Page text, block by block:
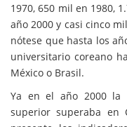
1970, 650 mil en 1980,
año 2000 y casi cinco
nótese que hasta los
universitario coreano
México o Brasil.
Ya en el año 2000 la
superior superaba